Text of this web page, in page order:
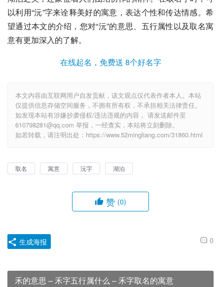
以利用“沅”字来诠释美好的寓意，表达个性和传达情感。希
望通过本文的介绍，您对“沅”的意思、五行属性以及取名寓
意有更加深入的了解。
在线起名，免费送 8个好名字
本文内容由互联网用户自发贡献，该文观点仅代表作者本人。本站
仅提供信息存储空间服务，不拥有所有权，不承担相关法律责任。
如发现本站有涉嫌抄袭侵权/违法违规的内容， 请发送邮件至
610798281@qq.com 举报，一经查实，本站将立刻删除。
如若转载，请注明出处：https://www.52mingliang.com/31860.html
取名 寓意 沅字 湖泊
赞 (0)
0
生成海报
禾的意思 – 禾字五行属什么 – 禾字取名的寓意